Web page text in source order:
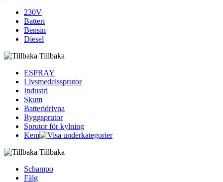
230V
Batteri
Bensin
Diesel
Tillbaka
ESPRAY
Livsmedelssprutor
Industri
Skum
Batteridrivna
Ryggsprutor
Sprutor för kylning
Kem
Tillbaka
Schampo
Fälg